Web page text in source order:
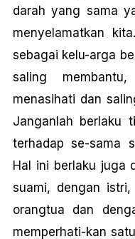
darah yang sama
menyelamatkan
sebagai kelu-arga
saling
menasihati dan
Janganlah berlaku
terhadap se-sama
Hal ini berlaku juga
suami, dengan
orangtua dan
memperhati-kan